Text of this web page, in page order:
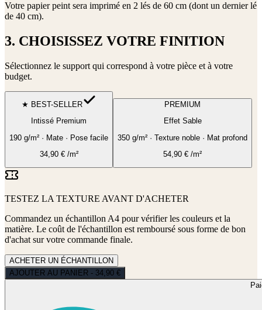
Votre papier peint sera imprimé en 2 lés de 60 cm (dont un dernier lé
de 40 cm).
3. CHOISISSEZ VOTRE FINITION
Sélectionnez le support qui correspond à votre pièce et à votre
budget.
★ BEST-SELLER
Intissé Premium
190 g/m² · Mate · Pose facile
34,90€/m²
PREMIUM
Effet Sable
350 g/m² · Texture noble · Mat profond
54,90 € /m²
TESTEZ LA TEXTURE AVANT D'ACHETER
Commandez un échantillon A4 pour vérifier les couleurs et la
matière. Le coût de l'échantillon est remboursé sous forme de bon
d'achat sur votre commande finale.
ACHETER UN ÉCHANTILLON
AJOUTER AU PANIER - 34,90 €